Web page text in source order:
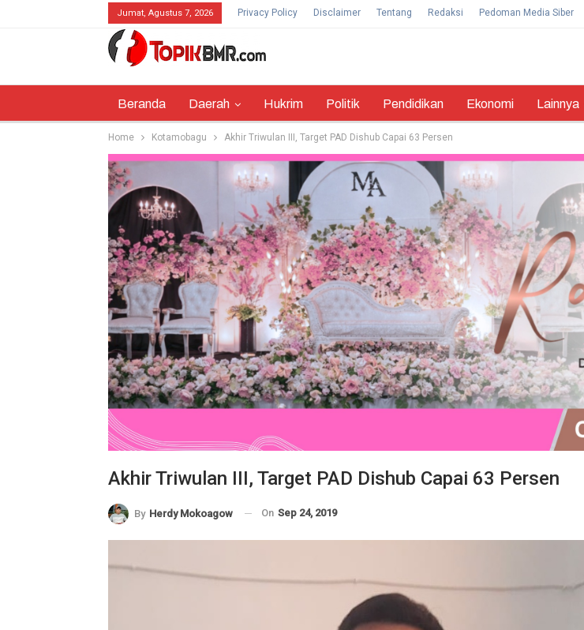
Jumat, Agustus 7, 2026 Privacy Policy Disclaimer Tentang Redaksi Pedoman Media Siber
Beranda Daerah Hukrim Politik Pendidikan Ekonomi Lainnya
Home Kotamobagu Akhir Triwulan III, Target PAD Dishub Capai 63 Persen
Akhir Triwulan III, Target PAD Dishub Capai 63 Persen
By Herdy Mokoagow On Sep 24, 2019